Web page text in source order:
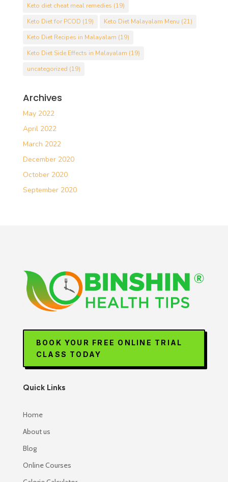
Keto diet cheat meal remedies (19)
Keto Diet for PCOD (19) Keto Diet Malayalam Menu (21)
Keto Diet Recipes in Malayalam (19)
Keto Diet Side Effects in Malayalam (19)
uncategorized (19)
Archives
May 2022
April 2022
March 2022
December 2020
October 2020
September 2020
BOOK YOUR FREE ONLINE TRIAL
CLASS TODAY
Quick Links
Home
About us
Blog
Online Courses